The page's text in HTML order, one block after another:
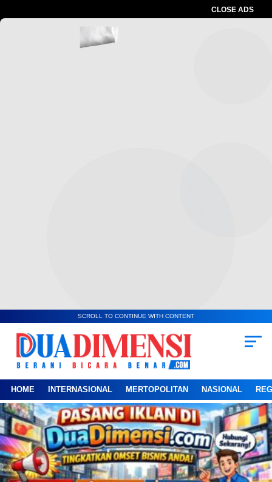
CLOSE ADS
SCROLL TO CONTINUE WITH CONTENT
HOME INTERNASIONAL MERTOPOLITAN NASIONAL